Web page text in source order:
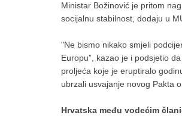
Ministar Božinović je pritom
socijalnu stabilnost, dodaju u
"Ne bismo nikako smjeli
Europu”, kazao je i podsjetio
proljeća koje je eruptiralo
ubrzali usvajanje novog Pakta
Hrvatska među vodećim